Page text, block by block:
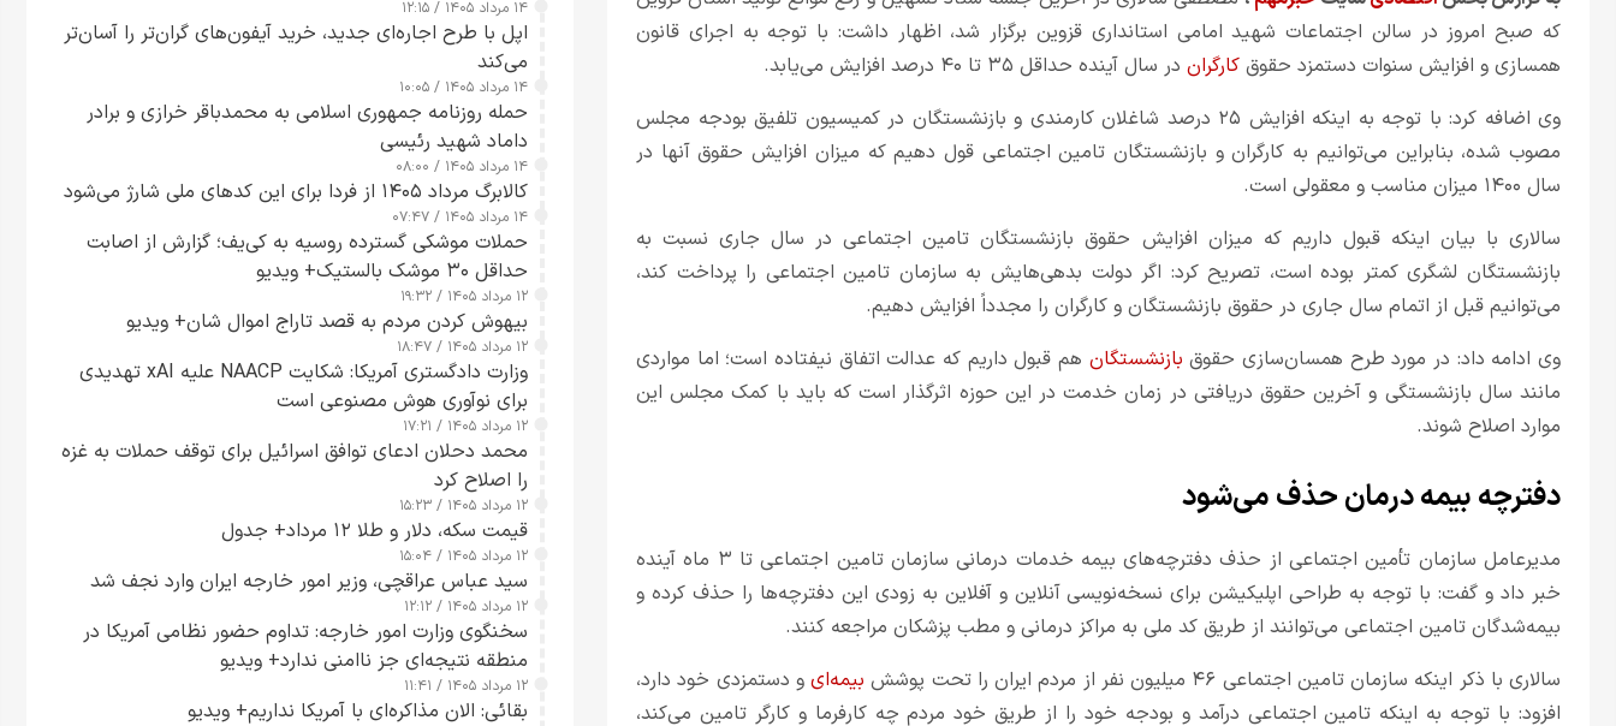
که صبح امروز در سالن اجتماعات شهید امامی استانداری قزوین برگزار شد، اظهار داشت: با توجه به اجرای قانون
همسازی و افزایش سنوات دستمزد حقوق کارگران در سال آینده حداقل ۳۵ تا ۴۰ درصد افزایش می‌یابد.
وی اضافه کرد: با توجه به اینکه افزایش ۲۵ درصد شاغلان کارمندی‌ و بازنشستگان در کمیسیون تلفیق بودجه مجلس
مصوب شده، بنابراین می‌توانیم به کارگران و بازنشستگان تامین اجتماعی قول دهیم که میزان افزایش حقوق آنها در
سال ۱۴۰۰ میزان مناسب و معقولی است.
سالاری با بیان اینکه قبول داریم که میزان افزایش حقوق بازنشستگان تامین اجتماعی در سال جاری نسبت به
بازنشستگان لشگری کمتر بوده است، تصریح کرد: اگر دولت بدهی‌هایش به سازمان تامین اجتماعی را پرداخت کند،
می‌توانیم قبل از اتمام سال جاری در حقوق بازنشستگان و کارگران را مجدداً افزایش دهیم.
وی ادامه داد: در مورد طرح همسان‌سازی حقوق بازنشستگان هم قبول داریم که عدالت اتفاق نیفتاده است؛ اما مواردی
مانند سال بازنشستگی و آخرین حقوق دریافتی در زمان خدمت در این حوزه اثرگذار است که باید با کمک مجلس این
موارد اصلاح شوند.
دفترچه بیمه درمان حذف می‌شود
مدیرعامل سازمان تأمین اجتماعی از حذف دفترچه‌های بیمه خدمات درمانی سازمان تامین اجتماعی تا ۳ ماه آینده
خبر داد و گفت: با توجه به طراحی اپلیکیشن برای نسخه‌نویسی آنلاین و آفلاین به زودی این دفترچه‌ها را حذف کرده و
بیمه‌شدگان تامین اجتماعی می‌‌توانند از طریق کد ملی به مراکز درمانی و مطب پزشکان مراجعه کنند.
سالاری با ذکر اینکه سازمان تامین اجتماعی ۴۶ میلیون نفر از مردم ایران را تحت پوشش
بیمه‌ای و دستمزدی خود دارد،
افزود: با توجه به اینکه تامین اجتماعی درآمد و بودجه خود را از طریق خود مردم چه کارفرما و کارگر تامین می‌کند،
۱۴ مرداد ۱۴۰۵ / ۱۲:۱۵
اپل با طرح اجاره‌ای جدید، خرید آیفون‌های گران‌تر را آسان‌تر
می‌کند
۱۴ مرداد ۱۴۰۵ / ۱۰:۰۵
حمله روزنامه جمهوری اسلامی به محمدباقر خرازی و برادر
داماد شهید رئیسی
۱۴ مرداد ۱۴۰۵ / ۰۸:۰۰
کالابرگ مرداد ۱۴۰۵ از فردا برای این کدهای ملی شارژ می‌شود
۱۴ مرداد ۱۴۰۵ / ۰۷:۴۷
حملات موشکی گسترده روسیه به کی‌یف؛ گزارش از اصابت
حداقل ۳۰ موشک بالستیک+ ویدیو
۱۲ مرداد ۱۴۰۵ / ۱۹:۳۲
بیهوش کردن مردم به قصد تاراج اموال شان+ ویدیو
۱۲ مرداد ۱۴۰۵ / ۱۸:۴۷
وزارت دادگستری آمریکا: شکایت NAACP علیه xAI تهدیدی
برای نوآوری هوش مصنوعی است
۱۲ مرداد ۱۴۰۵ / ۱۷:۲۱
محمد دحلان ادعای توافق اسرائیل برای توقف حملات به غزه
را اصلاح کرد
۱۲ مرداد ۱۴۰۵ / ۱۵:۲۳
قیمت سکه، دلار و طلا ۱۲ مرداد+ جدول
۱۲ مرداد ۱۴۰۵ / ۱۵:۰۴
سید عباس عراقچی، وزیر امور خارجه ایران وارد نجف شد
۱۲ مرداد ۱۴۰۵ / ۱۲:۱۲
سخنگوی وزارت امور خارجه: تداوم حضور نظامی آمریکا در
منطقه نتیجه‌ای جز ناامنی ندارد+ ویدیو
۱۲ مرداد ۱۴۰۵ / ۱۱:۴۱
بقائی: الان مذاکره‌ای با آمریکا نداریم+ ویدیو